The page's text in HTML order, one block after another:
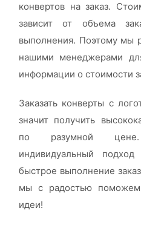
конвертов на заказ.
зависит от объема
выполнения. Поэтому мы
нашими менеджерами
информации о стоимости
Заказать конверты с
значит получить
по разумной
индивидуальный
быстрое выполнение
мы с радостью поможем
идеи!